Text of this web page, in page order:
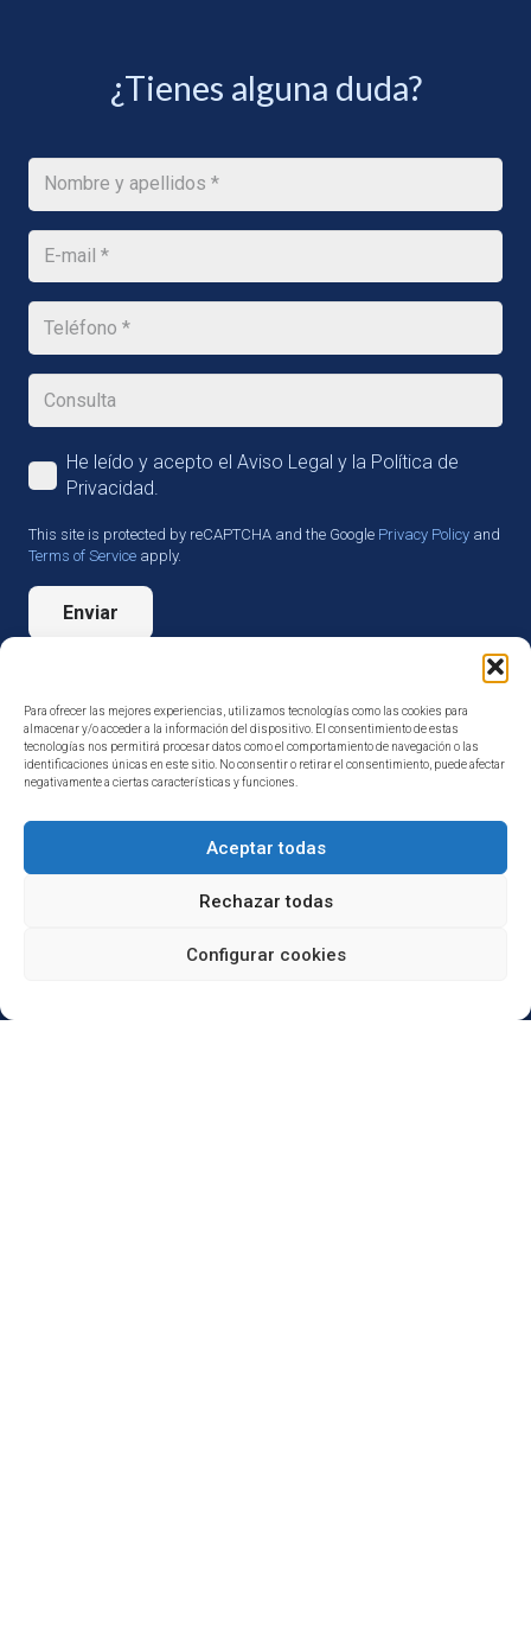
Para ofrecer las mejores experiencias, utilizamos tecnologías como las cookies para
almacenar y/o acceder a la información del dispositivo. El consentimiento de estas
tecnologías nos permitirá procesar datos como el comportamiento de navegación o las
identificaciones únicas en este sitio. No consentir o retirar el consentimiento, puede afectar
negativamente a ciertas características y funciones.
Aceptar todas
Rechazar todas
Configurar cookies
¿Tienes alguna duda?
He leído y acepto el Aviso Legal y la Política de
Privacidad.
This site is protected by reCAPTCHA and the Google Privacy Policy and
Terms of Service apply.
Enviar